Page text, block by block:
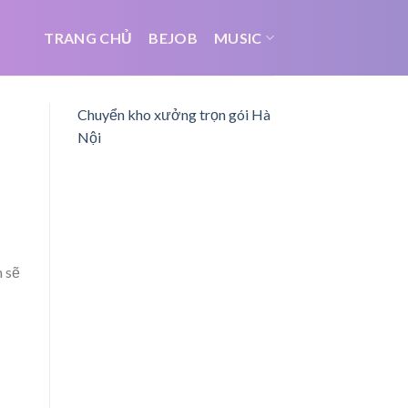
TRANG CHỦ BEJOB MUSIC
sẽ
Chuyển kho xưởng trọn gói Hà
Nội